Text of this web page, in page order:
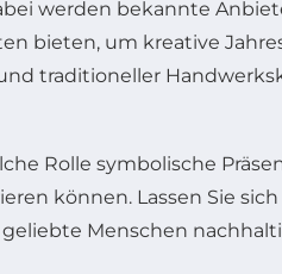
werden bekannte
bieten, um kreative
traditioneller
Rolle symbolische
können. Lassen Sie
Menschen